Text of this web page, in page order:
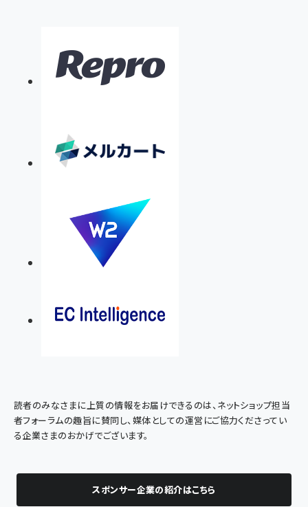
読者のみなさまに上質の情報をお届けできるのは、ネットショップ担当
者フォーラムの趣旨に賛同し、媒体としての運営にご協力くださってい
る企業さまのおかげでございます。
スポンサー企業の紹介はこちら